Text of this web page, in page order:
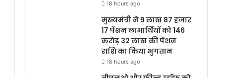
18 hours ago
मुख्यमंत्री ने 9 लाख 87 हजार
17 पेंशन लाभार्थियों को 146
करोड़ 32 लाख की पेंशन
राशि का किया भुगतान
18 hours ago